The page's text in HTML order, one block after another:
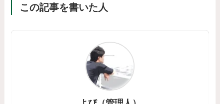
この記事を書いた人